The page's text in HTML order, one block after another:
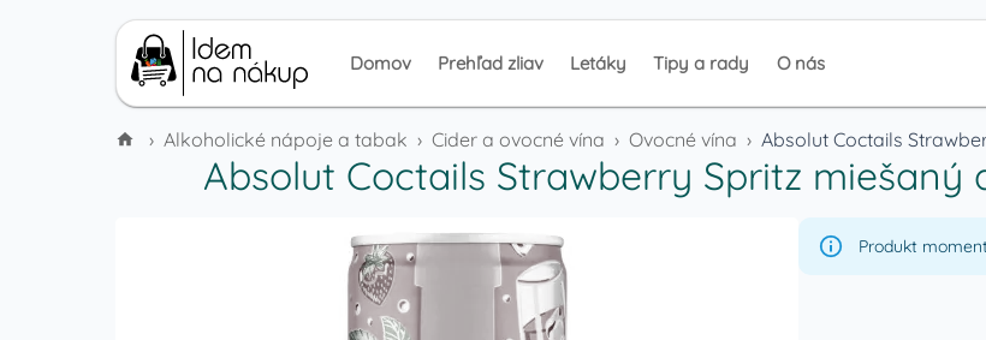
Domov Prehľad zliav Letáky Tipy a rady O nás
› Alkoholické nápoje a tabak › Cider a ovocné vína › Ovocné vína › Absolut Coctails
Absolut Coctails Strawberry Spritz
Produkt